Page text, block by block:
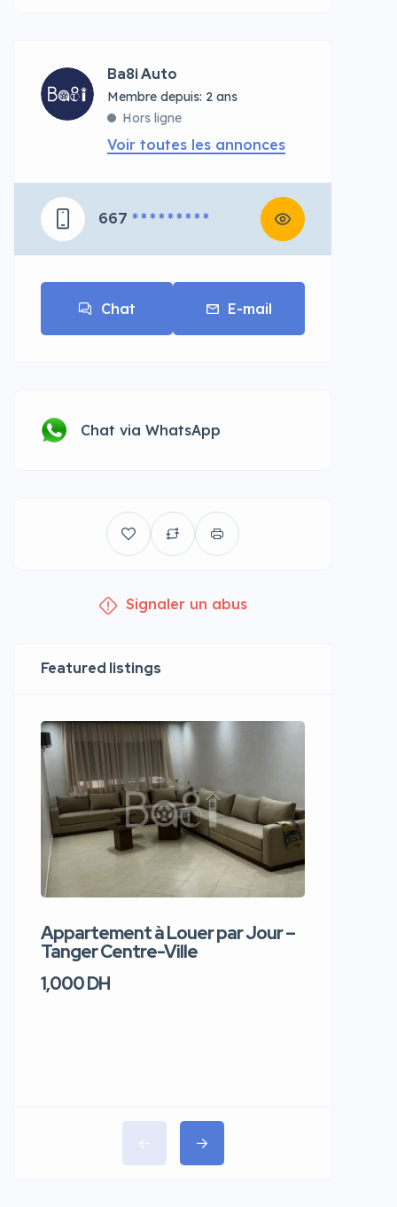
Ba8i Auto
Membre depuis: 2 ans
Hors ligne
Voir toutes les annonces
667 * * * * * * * * *
Chat E-mail
Chat via WhatsApp
Signaler un abus
Featured listings
Appartement à Louer par Jour –
Tanger Centre-Ville
1,000 DH